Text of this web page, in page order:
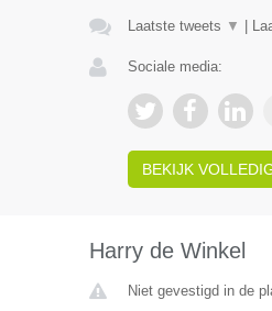
Laatste tweets ▼
Sociale media:
BEKIJK
Harry de Winkel
Niet gevestigd in de